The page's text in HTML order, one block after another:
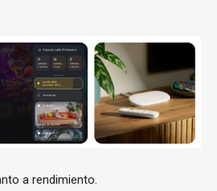
a rendimiento.